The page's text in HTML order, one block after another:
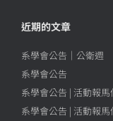
近期的文章
系學會公告｜公衛週
系學會公告
系學會公告 | 活動報馬
系學會公告 | 活動報馬